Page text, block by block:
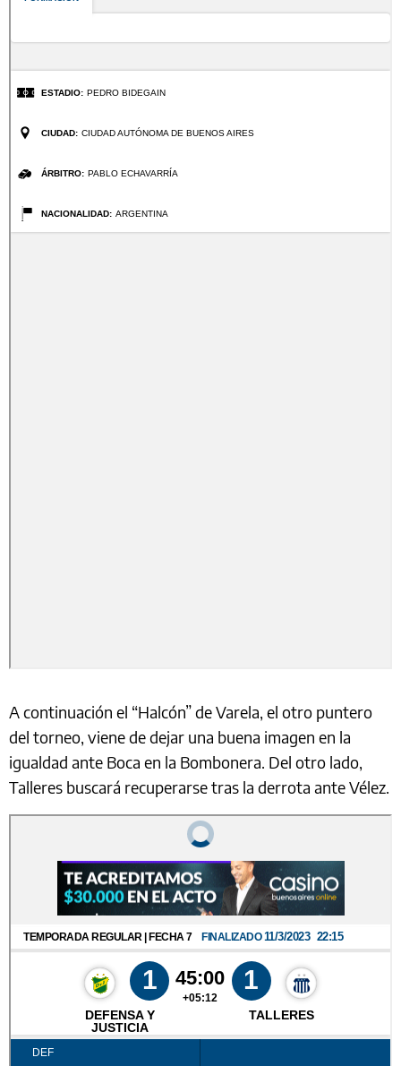
A continuación el “Halcón” de Varela, el otro puntero
del torneo, viene de dejar una buena imagen en la
igualdad ante Boca en la Bombonera. Del otro lado,
Talleres buscará recuperarse tras la derrota ante Vélez.